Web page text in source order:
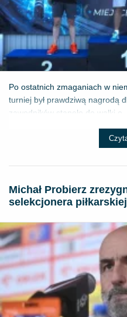
Po ostatnich zmaganiach w
turniej był prawdziwą nagrodą
zawodników stanęło do walki o ...
Michał Probierz
selekcjonera